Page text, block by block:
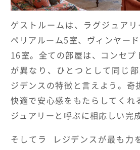
ゲストルームは、ラグジュア
ペリアルーム5室、ヴィンヤー
16室。全ての部屋は、コンセプ
が異なり、ひとつとして同じ
ジデンスの特徴と言えよう。奇
快適で安心感をもたらしてくれ
ジュアリーと呼ぶに相応しい完
そしてラ レジデンスが最も力